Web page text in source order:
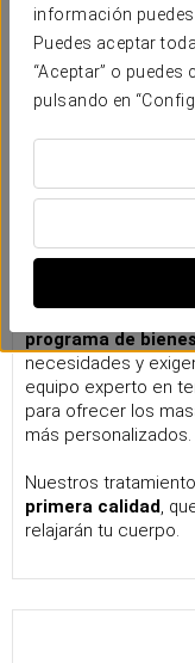
información
Puedes aceptar
“Aceptar” o
pulsando en
Masajes
Esta es tu estación
para regenerar y
programa de
necesidades y
equipo experto en
para ofrecer los
más personalizados.
Nuestros
primera calidad,
relajarán tu cuerpo.